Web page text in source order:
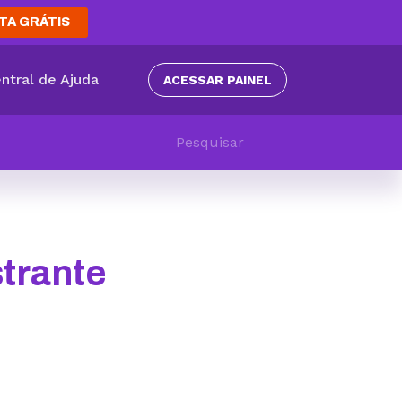
GRÁTIS
de Ajuda ACESSAR PAINEL